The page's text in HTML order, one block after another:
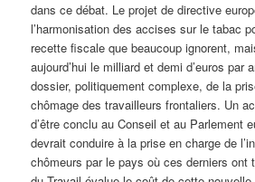
dans ce débat. Le projet de directive
l’harmonisation des accises sur le tabac
recette fiscale que beaucoup ignorent,
aujourd’hui le milliard et demi d’euros par
dossier, politiquement complexe, de la
chômage des travailleurs frontaliers. Un
d’être conclu au Conseil et au Parlement
devrait conduire à la prise en charge de
chômeurs par le pays où ces derniers ont